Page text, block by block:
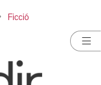
Ficció